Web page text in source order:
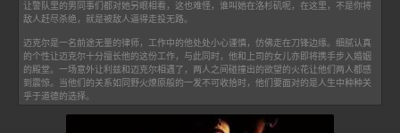
让警队里的男同事们都对她另眼相看，这也难怪，谁叫她在洛杉矶呢，在这里，不是你将
敌人赶尽杀绝，就是被敌人逼得走投无路。
迈克尔是一名前途无量的律师，工作中的他处处小心谨慎，仿佛走在刀锋边缘。细腻认真
的个性让迈克尔十分擅长他的这份工作，与此同时，他和上司的女儿亦即将携手步入婚姻
的殿堂。一场意外让利兹和迈克尔相遇了，两人之间碰撞出的欲望的火花让他们两人都感
到震惊。当他们的关系如同野火燎原般的一发不可收拾时，他们要面对的是人生中种种关
乎于道德的选择。